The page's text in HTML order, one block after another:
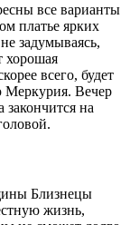
все варианты
платье ярких
задумываясь,
хорошая
всего, будет
Меркурия. Вечер
закончится на
Близнецы
жизнь,